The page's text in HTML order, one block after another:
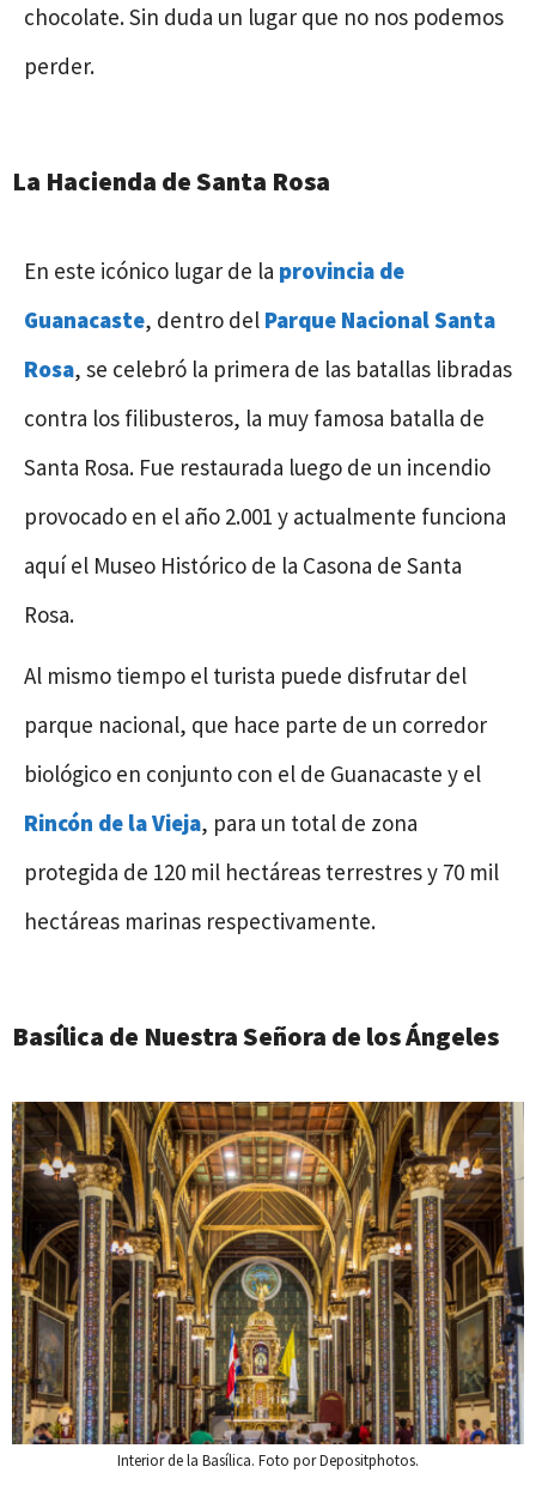
chocolate. Sin duda un lugar que no nos podemos
perder.
La Hacienda de Santa Rosa
En este icónico lugar de la provincia de
Guanacaste, dentro del Parque Nacional Santa
Rosa, se celebró la primera de las batallas libradas
contra los filibusteros, la muy famosa batalla de
Santa Rosa. Fue restaurada luego de un incendio
provocado en el año 2.001 y actualmente funciona
aquí el Museo Histórico de la Casona de Santa
Rosa.
Al mismo tiempo el turista puede disfrutar del
parque nacional, que hace parte de un corredor
biológico en conjunto con el de Guanacaste y el
Rincón de la Vieja, para un total de zona
protegida de 120 mil hectáreas terrestres y 70 mil
hectáreas marinas respectivamente.
Basílica de Nuestra Señora de los Ángeles
Interior de la Basílica. Foto por Depositphotos.